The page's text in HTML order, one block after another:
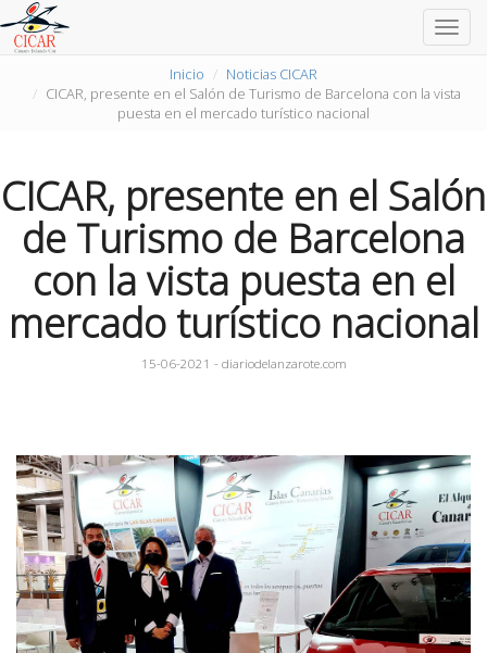
Inicio
Noticias CICAR
CICAR, presente en el Salón de Turismo de Barcelona con la vista
puesta en el mercado turístico nacional
CICAR, presente en el Salón
de Turismo de Barcelona
con la vista puesta en el
mercado turístico nacional
15-06-2021 - diariodelanzarote.com